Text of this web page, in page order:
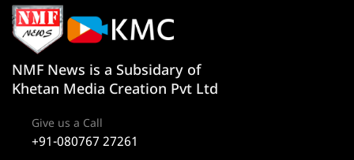
NMF News is a Subsidary of
Khetan Media Creation Pvt Ltd
Give us a Call
+91-080767 27261